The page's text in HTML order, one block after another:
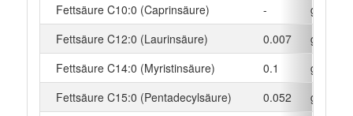
Fettsäure C10:0 (Caprinsäure)
-
g
Fettsäure C12:0 (Laurinsäure)
0.007
g
Fettsäure C14:0 (Myristinsäure)
0.1
g
Fettsäure C15:0 (Pentadecylsäure)
0.052
g